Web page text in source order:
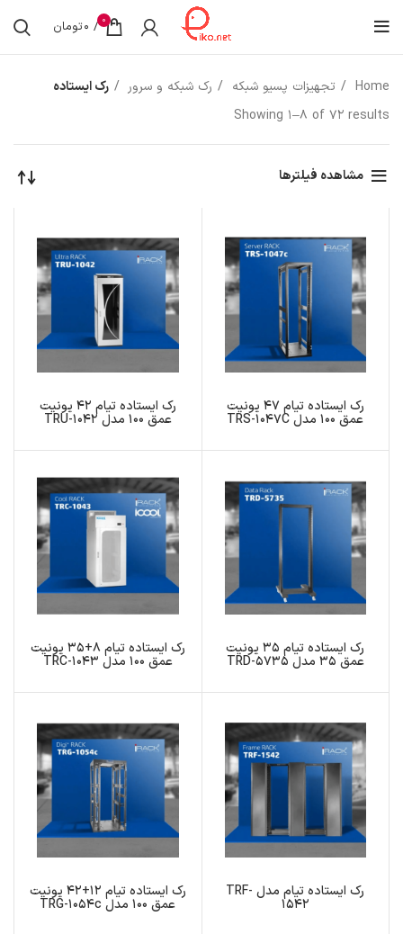
0
/
0تومان
Home تجهیزات پسیو شبکه رک شبکه و سرور
رک ایستاده
Showing 1–8 of 72 results
مشاهده فیلترها
رک ایستاده تیام 47 یونیت
عمق 100 مدل TRS-1047C
رک ایستاده تیام 42 یونیت
عمق 100 مدل TRU-1042
رک ایستاده تیام 35 یونیت
عمق 35 مدل TRD-5735
رک ایستاده تیام 8+35 یونیت
عمق 100 مدل TRC-1043
رک ایستاده تیام مدل TRF-
1542
رک ایستاده تیام 12+42 یونیت
عمق 100 مدل TRG-1054c